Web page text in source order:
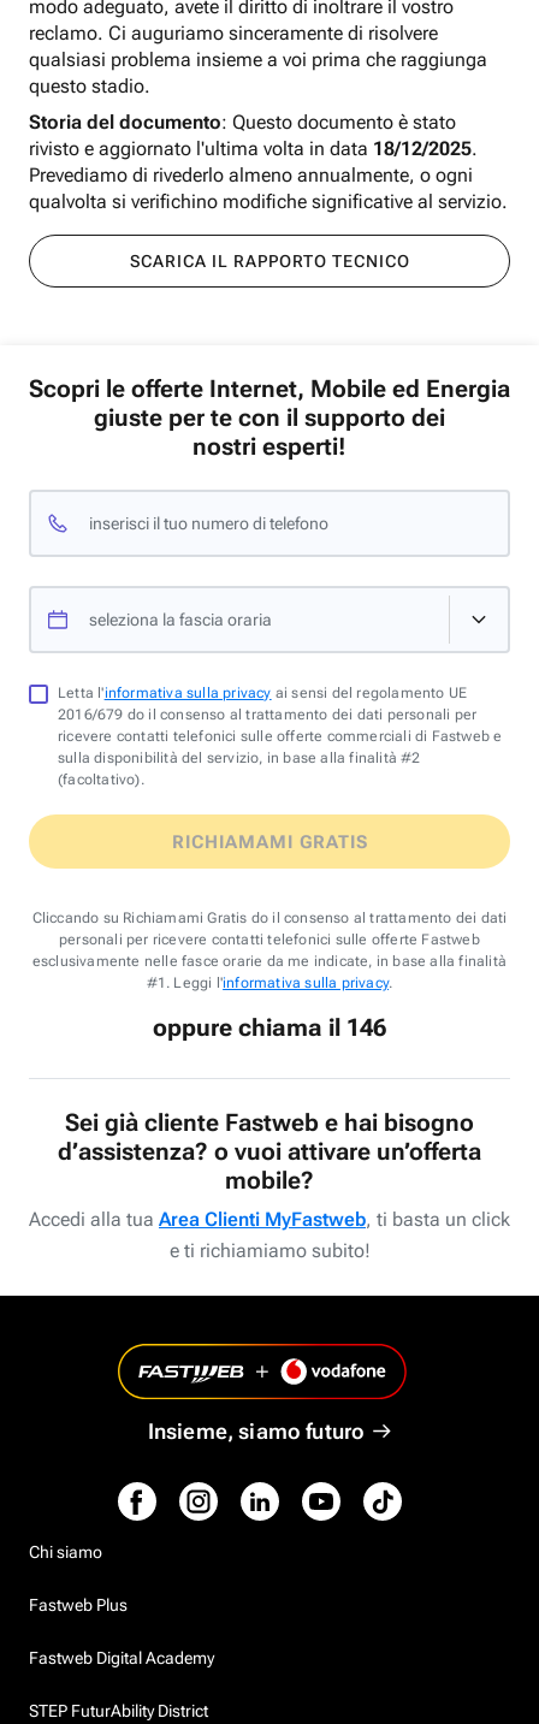
modo adeguato, avete il diritto di inoltrare il vostro
reclamo. Ci auguriamo sinceramente di risolvere
qualsiasi problema insieme a voi prima che raggiunga
questo stadio.
Storia del documento: Questo documento è stato
rivisto e aggiornato l'ultima volta in data 18/12/2025.
Prevediamo di rivederlo almeno annualmente, o ogni
qualvolta si verifichino modifiche significative al servizio.
SCARICA IL RAPPORTO TECNICO
Scopri le offerte Internet, Mobile ed Energia
giuste per te con il supporto dei
nostri esperti!
inserisci il tuo numero di telefono
seleziona la fascia oraria
Letta l'informativa sulla privacy ai sensi del regolamento UE
2016/679 do il consenso al trattamento dei dati personali per
ricevere contatti telefonici sulle offerte commerciali di Fastweb e
sulla disponibilità del servizio, in base alla finalità #2
(facoltativo).
RICHIAMAMI GRATIS
Cliccando su Richiamami Gratis do il consenso al trattamento dei dati
personali per ricevere contatti telefonici sulle offerte Fastweb
esclusivamente nelle fasce orarie da me indicate, in base alla finalità
#1. Leggi l'informativa sulla privacy.
oppure chiama il 146
Sei già cliente Fastweb e hai bisogno
d’assistenza? o vuoi attivare un’offerta
mobile?
Accedi alla tua Area Clienti MyFastweb, ti basta un click
e ti richiamiamo subito!
Insieme, siamo futuro
Chi siamo
Fastweb Plus
Fastweb Digital Academy
STEP FuturAbility District